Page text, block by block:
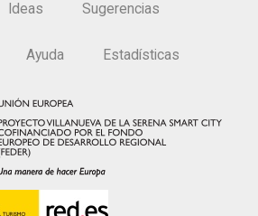
Ideas Sugerencias
Ayuda Estadísticas